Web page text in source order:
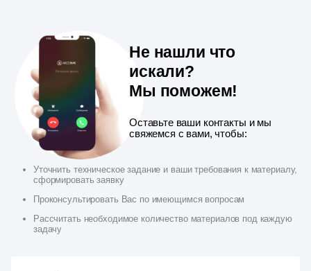
Не нашли что
искали?
Мы поможем!
Оставьте ваши контакты и мы
свяжемся с вами, чтобы:
Уточнить техническое задание и ваши требования к материалу,
сформировать заявку
Проконсультировать Вас по имеющимся вопросам
Рассчитать необходимое количество материалов под каждую
задачу